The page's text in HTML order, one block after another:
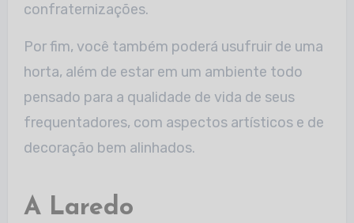
confraternizações.
Por fim, você também poderá usufruir de uma
horta, além de estar em um ambiente todo
pensado para a qualidade de vida de seus
frequentadores, com aspectos artísticos e de
decoração bem alinhados.
A Laredo